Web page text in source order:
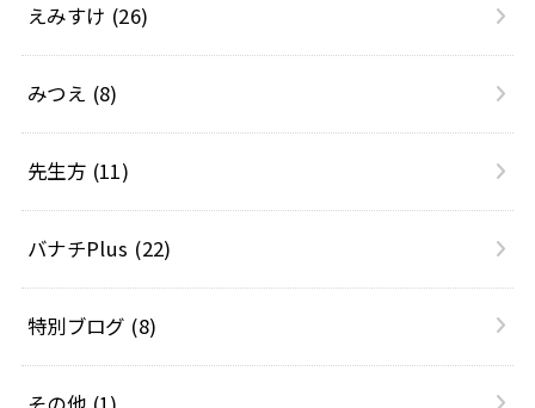
えみすけ (26)
みつえ (8)
先生方 (11)
バナチPlus (22)
特別ブログ (8)